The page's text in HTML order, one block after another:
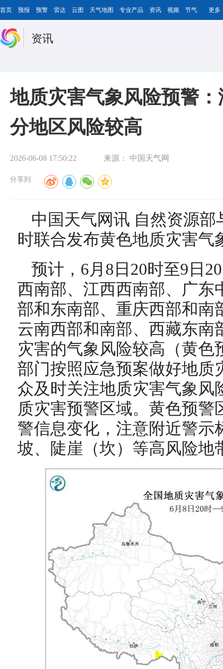
首页 预报 预警 雷达 云图 天气地图 专业产品 资讯 视频 节气 更多
资讯
地质灾害气象风险预警
分地区风险较高
2026-06-08 17:50:22 来源： 中国天气网
分享到
中国天气网讯 自然资源部
时联合发布黄色地质灾害气
预计，6月8日20时至9日
西南部、江西西南部、广东
部和东南部、重庆西部和南
云南西部和南部、西藏东南
灾害的气象风险较高（黄色
部门按照应急预案做好地质
众及时关注地质灾害气象风
质灾害预警区域。黄色预
警信息变化，注意附近警示
坡、陡崖（坎）等高风险地